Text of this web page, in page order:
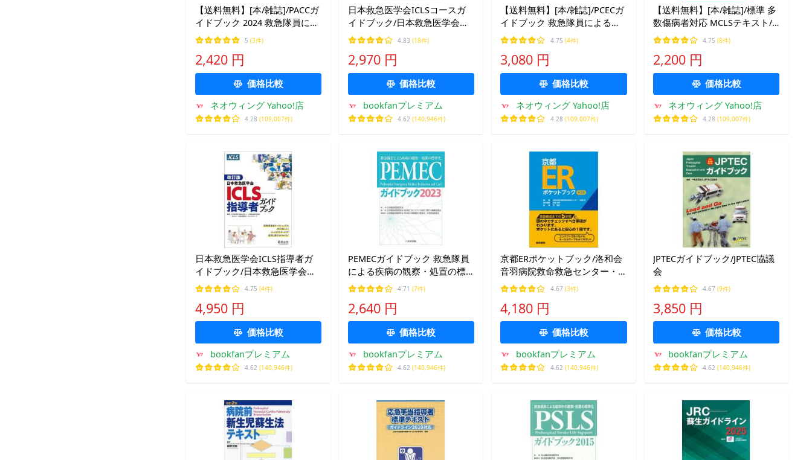
【送料無料】[本/雑誌]/PACCガ
イドブック 2024 救急隊員によ
る循環器疾患の観察・処置の
標準化/日本臨床救急医学会/監
修 日本臨床救急医学会PACCガ
イド
5 (3件)
2,420 円
価格比較
ネオウィング Yahoo!店
4.28 (109,007件)
日本救急医学会ICLSコースガ
イドブック/日本救急医学会
ICLSコース企画運営委員会
ICLSコース教材開発ワーキン
ググループ/畑田剛/丹保亜希仁
4.83 (18件)
2,970 円
価格比較
bookfanプレミアム
4.62 (140,946件)
【送料無料】[本/雑誌]/PCECガ
イドブック 救急隊員による意
識障害の観察・処置の標準化
2016/日本臨床救急医学会/監修
PCEC・PSLS改訂小委員会/編集
4.75 (4件)
3,080 円
価格比較
ネオウィング Yahoo!店
4.28 (109,007件)
【送料無料】[本/雑誌]/標準 多
数傷病者対応 MCLSテキスト/
日本集団災害医学会/監修 大友
康裕/編集
4.75 (8件)
2,200 円
価格比較
ネオウィング Yahoo!店
4.28 (109,007件)
日本救急医学会ICLS指導者ガ
イドブック/日本救急医学会
ICLSコース企画運営委員会
ICLSコース教材開発ワーキン
ググループ
4.75 (4件)
4,950 円
価格比較
bookfanプレミアム
4.62 (140,946件)
PEMECガイドブック 救急隊員
による疾病の観察・処置の標
準化 2023/日本臨床救急医学会
4.71 (7件)
2,640 円
価格比較
bookfanプレミアム
4.62 (140,946件)
京都ERポケットブック/洛和会
音羽病院救命救急センター・
京都ER/宮前伸啓/荒隆紀
4.67 (3件)
4,180 円
価格比較
bookfanプレミアム
4.62 (140,946件)
JPTECガイドブック/JPTEC協議
会
4.67 (9件)
3,850 円
価格比較
bookfanプレミアム
4.62 (140,946件)